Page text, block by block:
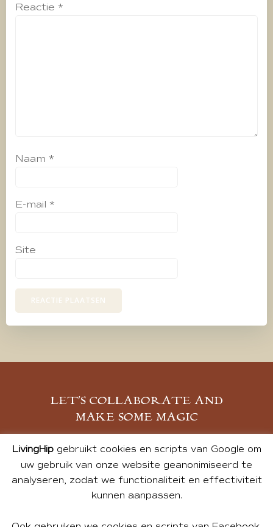
Reactie *
Naam *
E-mail *
Site
LET’S COLLABORATE AND
MAKE SOME MAGIC
MELD JE AAN
LivingHipgebruikt cookies en scripts van Google om
uw gebruik van onze website geanonimiseerd te
analyseren, zodat we functionaliteit en effectiviteit
kunnen aanpassen.